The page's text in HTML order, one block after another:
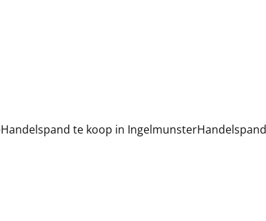
Handelspand te koop in Ingelmunster